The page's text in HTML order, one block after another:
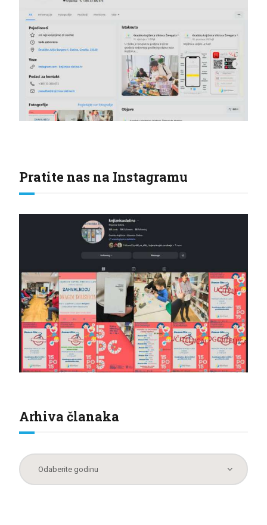
Pratite nas na Instagramu
Arhiva članaka